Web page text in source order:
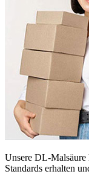
Unsere DL-Malsäure
Standards erhalten